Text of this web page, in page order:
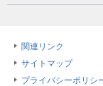
関連リンク
サイトマップ
プライバシーポリシ